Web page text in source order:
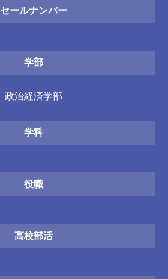
セールナンバー
学部
政治経済学部
学科
役職
高校部活